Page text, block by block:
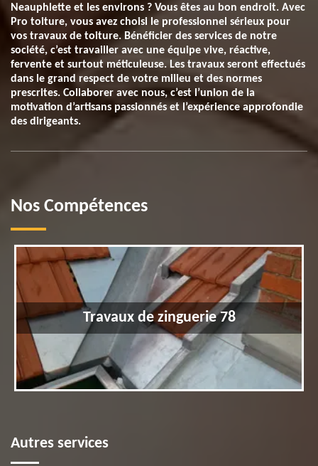
Neauphlette et les environs ? Vous êtes au bon endroit. Avec
Pro toiture, vous avez choisi le professionnel sérieux pour
vos travaux de toiture. Bénéficier des services de notre
société, c’est travailler avec une équipe vive, réactive,
fervente et surtout méticuleuse. Les travaux seront effectués
dans le grand respect de votre milieu et des normes
prescrites. Collaborer avec nous, c’est l’union de la
motivation d’artisans passionnés et l’expérience approfondie
des dirigeants.
Nos Compétences
Travaux de zinguerie 78
Autres services